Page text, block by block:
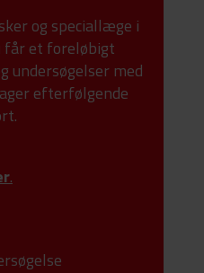
og speciallæge i
får et foreløbigt
undersøgelser med
efterfølgende
.